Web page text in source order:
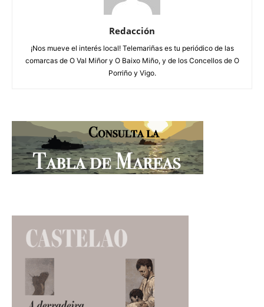
Redacción
¡Nos mueve el interés local! Telemariñas es tu periódico de las
comarcas de O Val Miñor y O Baixo Miño, y de los Concellos de O
Porriño y Vigo.